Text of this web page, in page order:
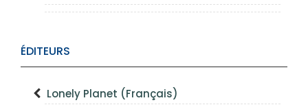
ÉDITEURS
Lonely Planet (Français)